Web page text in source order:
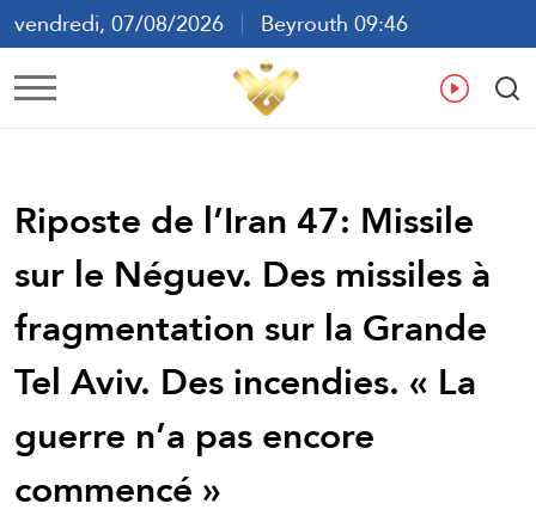
vendredi, 07/08/2026
Beyrouth 09:46
ع
Riposte de l’Iran 47: Missile
sur le Néguev. Des missiles à
fragmentation sur la Grande
Tel Aviv. Des incendies. « La
guerre n’a pas encore
commencé »